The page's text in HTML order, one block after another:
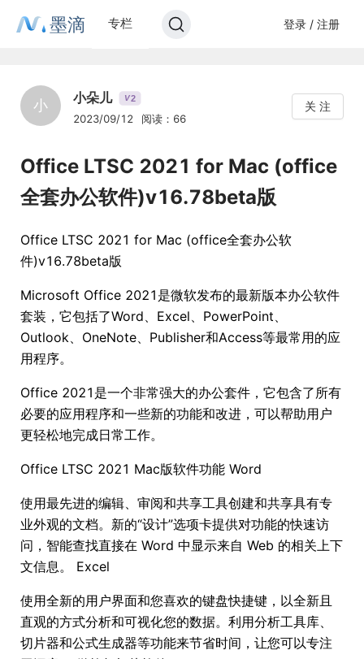
墨滴 专栏 登录 / 注册
小 小朵儿 V2
2023/09/12 阅读：66
关 注
Office LTSC 2021 for Mac (office
全套办公软件)v16.78beta版
Office LTSC 2021 for Mac (office全套办公软
件)v16.78beta版
Microsoft Office 2021是微软发布的最新版本办公软件
套装，它包括了Word、Excel、PowerPoint、
Outlook、OneNote、Publisher和Access等最常用的应
用程序。
Office 2021是一个非常强大的办公套件，它包含了所有
必要的应用程序和一些新的功能和改进，可以帮助用户
更轻松地完成日常工作。
Office LTSC 2021 Mac版软件功能 Word
使用最先进的编辑、审阅和共享工具创建和共享具有专
业外观的文档。新的“设计”选项卡提供对功能的快速访
问，智能查找直接在 Word 中显示来自 Web 的相关上下
文信息。 Excel
使用全新的用户界面和您喜欢的键盘快捷键，以全新且
直观的方式分析和可视化您的数据。利用分析工具库、
切片器和公式生成器等功能来节省时间，让您可以专注